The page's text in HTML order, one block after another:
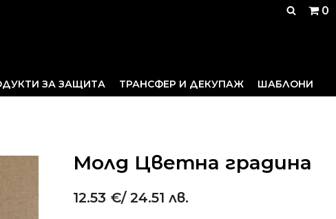
ЗА ЗАЩИТА ТРАНСФЕР И ДЕКУПАЖ ШАБЛОНИ
0
Молд Цветна градина
12.53 €/ 24.51 лв.